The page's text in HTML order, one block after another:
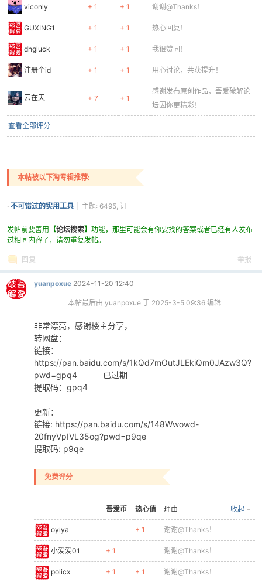
viconly + 1 + 1 谢谢@Thanks！
GUXING1 + 1 + 1 热心回复！
dhgluck + 1 + 1 我很赞同！
注册个id + 1 + 1 用心讨论，共获提升！
云在天 + 7 + 1
感谢发布原创作品，吾爱破解论
坛因你更精彩！
查看全部评分
本帖被以下淘专辑推荐:
· 不可错过的实用工具
主题: 6495, 订
发帖前要善用
【论坛搜索】 功能，那里可能会有你要找的答案或者已经有人发布
过相同内容了，请勿重复发帖。
回复 举报
yuanpoxue 2024-11-20 12:40
本帖最后由 yuanpoxue 于 2025-3-5 09:36 编辑
非常漂亮，感谢楼主分享，
转网盘：
链接：
https://pan.baidu.com/s/1kQd7mOutJLEkiQm0JAzw3Q?
pwd=gpq4 已过期
提取码：gpq4
更新：
链接: https://pan.baidu.com/s/148Wwowd-
20fnyVpIVL35og?pwd=p9qe
提取码: p9qe
免费评分
吾爱币 热心值 收起
理由
oyiya + 1 谢谢@Thanks！
小爱爱01 + 1 谢谢@Thanks！
policx + 1 + 1 谢谢@Thanks！